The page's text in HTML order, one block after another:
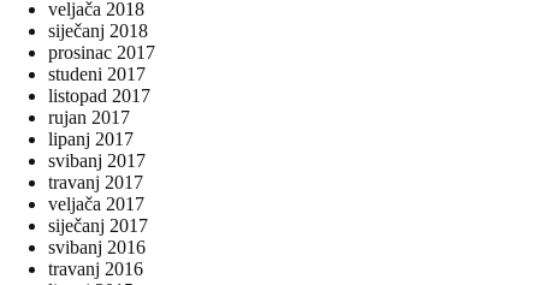
veljača 2018
siječanj 2018
prosinac 2017
studeni 2017
listopad 2017
rujan 2017
lipanj 2017
svibanj 2017
travanj 2017
veljača 2017
siječanj 2017
svibanj 2016
travanj 2016